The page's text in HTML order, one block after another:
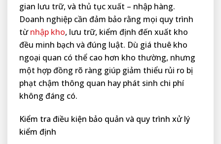
gian lưu trữ, và thủ tục xuất – nhập hàng.
Doanh nghiệp cần đảm bảo rằng mọi quy trình
từnhập kho, lưu trữ, kiểm định đến xuất kho
đều minh bạch và đúng luật. Dù giá thuê kho
ngoại quan có thể cao hơn kho thường, nhưng
một hợp đồng rõ ràng giúp giảm thiểu rủi ro bị
phạt chậm thông quan hay phát sinh chi phí
không đáng có.
Kiểm tra điều kiện bảo quản và quy trình xử lý
kiểm định